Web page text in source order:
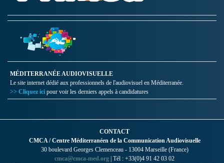
MÉDITERRANÉE AUDIOVISUELLE
Le site internet dédié aux professionnels de l'audiovisuel en Méditerranée.
>> Cliquez ici pour voir les derniers appels à candidatures
CONTACT
CMCA / Centre Méditerranéen de la Communication Audiovisuelle
30 boulevard Georges Clemenceau - 13004 Marseille (France)
cmca@cmca-med.org | Tél : +33(0)4 91 42 03 02